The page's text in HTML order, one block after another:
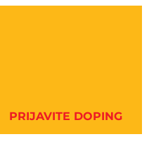
PRIJAVITE DOPING